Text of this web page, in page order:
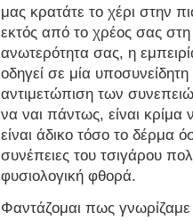
μας κρατάτε το χέρι στην
εκτός από το χρέος σας στη
ανωτερότητα σας, η
οδηγεί σε μία
αντιμετώπιση των
να ναι πάντως, είναι
είναι άδικο τόσο το δέρμα
συνέπειες του τσιγάρου
φυσιολογική φθορά.
Φαντάζομαι πως